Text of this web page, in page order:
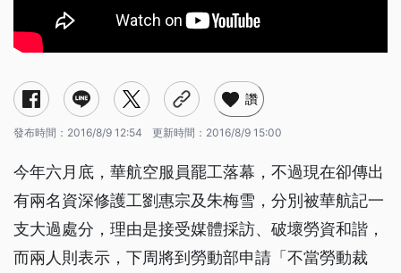
讚
發布時間： 2016/8/9 12:54 更新時間： 2016/8/9 15:00
今年六月底，華航空服員罷工落幕，不過現在卻傳出
有兩名資深修護工劉惠宗及朱梅雪，分別被華航記一
支大過處分，理由是接受媒體採訪、破壞勞資和諧，
而兩人則表示，下周將到勞動部申請「不當勞動裁